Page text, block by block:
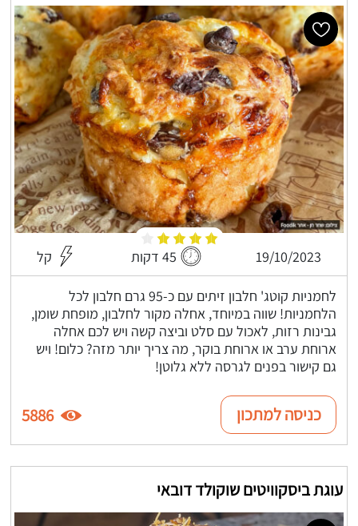
19/10/2023 45 דקות קל
לחמניות קוטג' חלבון זיתים עם כ-95 גרם חלבון לכל
הלחמניות! שווה במיוחד, אחלה מקור לחלבון, מופחת שומן,
גבינות רזות, לאכול עם סלט וביצה קשה ויש לכם אחלה
ארוחת ערב או ארוחת בוקר, מה צריך יותר מזה? כלום! ויש
גם קישור בפנים לגרסה ללא גלוטן!
כניסה למתכון 5886
עוגת ביסקוויטים שוקולד דובאי